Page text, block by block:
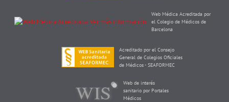
Web Médica Acreditada por
el Colegio de Médicos de
Barcelona
Acreditado por el Consejo
General de Colegios Oficiales
de Médicos - SEAFORMEC
Web de interés
sanitario por Portales
Médicos